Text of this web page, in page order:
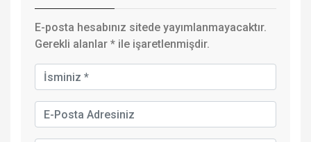
E-posta hesabınız sitede yayımlanmayacaktır.
Gerekli alanlar * ile işaretlenmişdir.